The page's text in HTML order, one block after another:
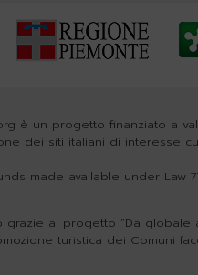
è un progetto finanziato a
dei siti italiani di interesse
made available under Law
grazie al progetto “Da
turistica dei Comuni